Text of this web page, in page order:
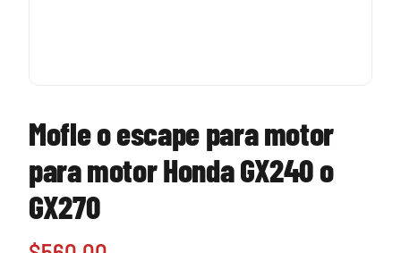
Mofle o escape para motor
para motor Honda GX240 o
GX270